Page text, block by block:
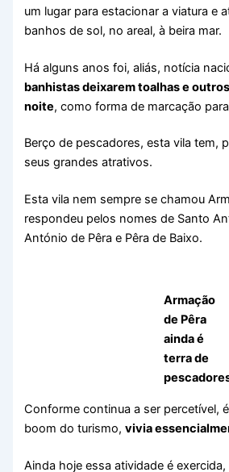
um lugar para estacionar a viatura e
banhos de sol, no areal, à beira mar.
Há alguns anos foi, aliás, notícia
banhistas deixarem toalhas e
noite, como forma de marcação
Berço de pescadores, esta vila tem,
seus grandes atrativos.
Esta vila nem sempre se chamou
respondeu pelos nomes de Santo
António de Pêra e Pêra de Baixo.
Armação
de Pêra
ainda é
terra de
Conforme continua a ser percetível,
boom do turismo,vivia
Ainda hoje essa atividade é